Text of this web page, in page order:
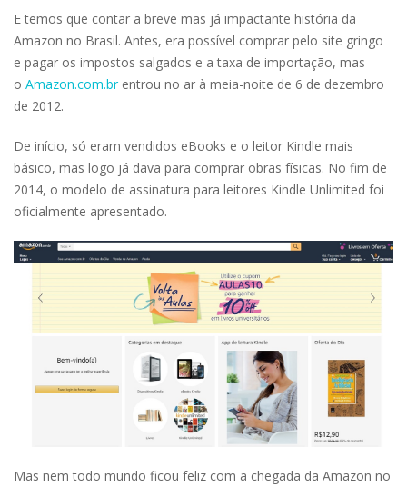
E temos que contar a breve mas já impactante história da
Amazon no Brasil. Antes, era possível comprar pelo site gringo
e pagar os impostos salgados e a taxa de importação, mas
o Amazon.com.brentrou no ar à meia-noite de 6 de dezembro
de 2012.
De início, só eram vendidos eBooks e o leitor Kindle mais
básico, mas logo já dava para comprar obras físicas. No fim de
2014, o modelo de assinatura para leitores Kindle Unlimited foi
oficialmente apresentado.
Mas nem todo mundo ficou feliz com a chegada da Amazon no